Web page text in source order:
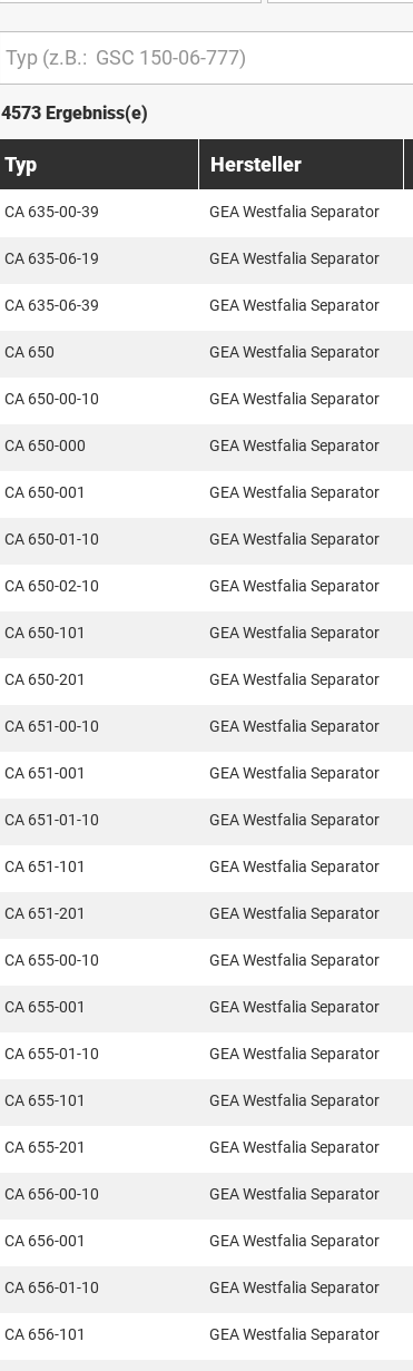
4573 Ergebniss(e)
Typ Hersteller
CA 635-00-39 GEA Westfalia Separator
CA 635-06-19 GEA Westfalia Separator
CA 635-06-39 GEA Westfalia Separator
CA 650 GEA Westfalia Separator
CA 650-00-10 GEA Westfalia Separator
CA 650-000 GEA Westfalia Separator
CA 650-001 GEA Westfalia Separator
CA 650-01-10 GEA Westfalia Separator
CA 650-02-10 GEA Westfalia Separator
CA 650-101 GEA Westfalia Separator
CA 650-201 GEA Westfalia Separator
CA 651-00-10 GEA Westfalia Separator
CA 651-001 GEA Westfalia Separator
CA 651-01-10 GEA Westfalia Separator
CA 651-101 GEA Westfalia Separator
CA 651-201 GEA Westfalia Separator
CA 655-00-10 GEA Westfalia Separator
CA 655-001 GEA Westfalia Separator
CA 655-01-10 GEA Westfalia Separator
CA 655-101 GEA Westfalia Separator
CA 655-201 GEA Westfalia Separator
CA 656-00-10 GEA Westfalia Separator
CA 656-001 GEA Westfalia Separator
CA 656-01-10 GEA Westfalia Separator
CA 656-101 GEA Westfalia Separator